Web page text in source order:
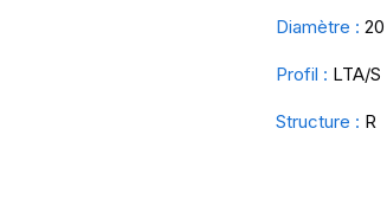
Diamètre : 20
Profil : LTA/S
Structure : R